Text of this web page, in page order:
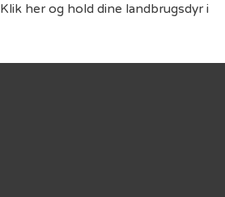
Klik herog hold dine landbrugsdyr i